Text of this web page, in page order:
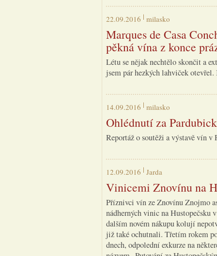
22.09.2016 milasko
Marques de Casa
pěkná vína z konce
Létu se nějak nechtělo skončit a
jsem pár hezkých lahviček
14.09.2016 milasko
Ohlédnutí za
Reportáž o soutěži a výstavě vín v
12.09.2016 Jarda
Vinicemi Znovínu na
Příznivci vín ze Znovínu Znojmo
nádherných vinic na Hustopečsku
dalším novém nákupu kolují
již také ochutnali. Třetím rokem
dnech, odpolední exkurze na